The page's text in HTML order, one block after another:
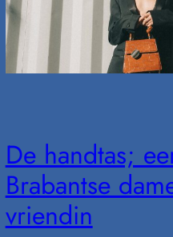
De handtas;
Brabantse
vriendin